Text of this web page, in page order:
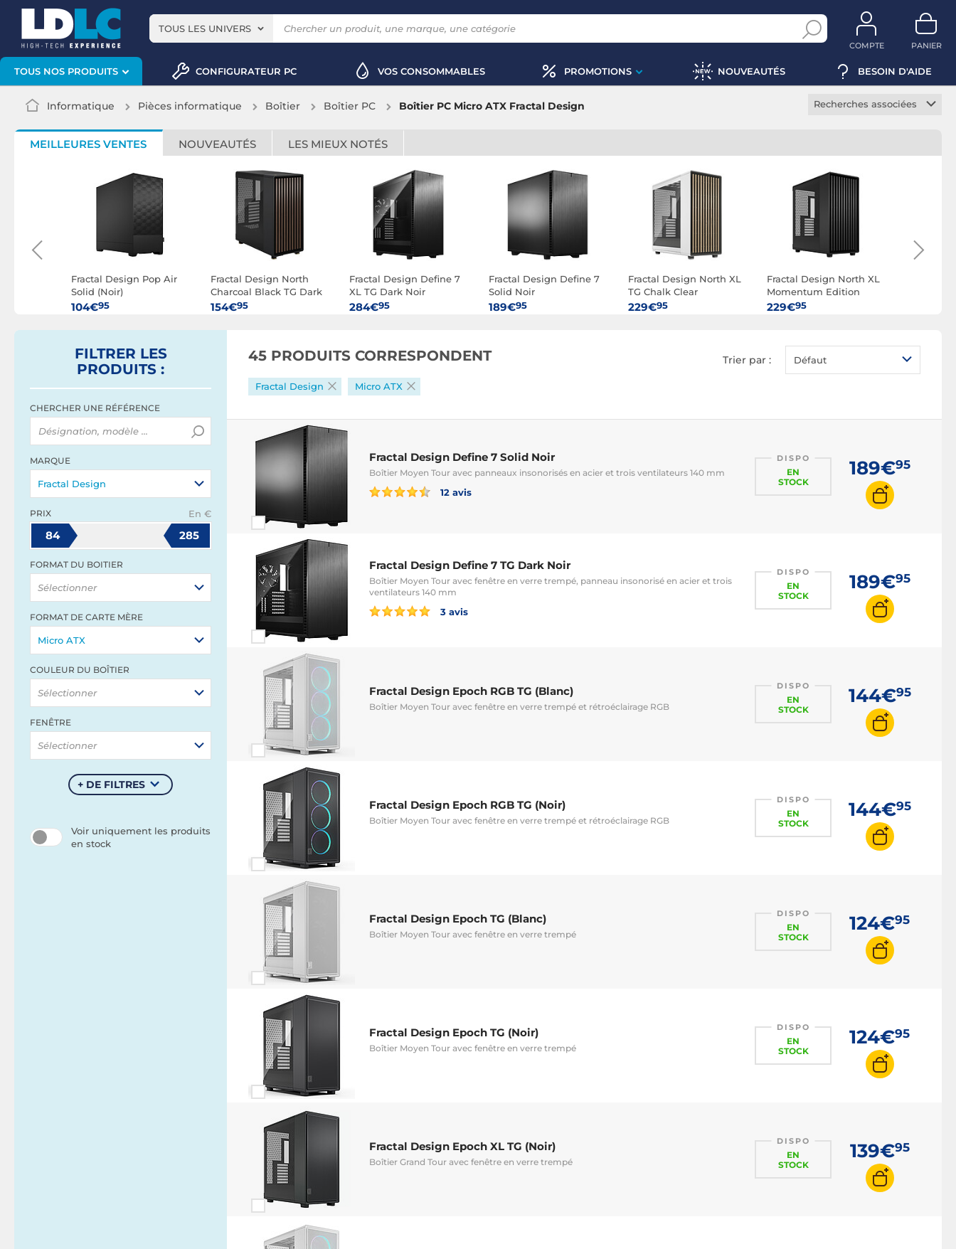
TOUS LES UNIVERS
COMPTE PANIER
TOUS NOS PRODUITS CONFIGURATEUR PC VOS CONSOMMABLES PROMOTIONS NOUVEAUTÉS BESOIN D'AIDE
Informatique Pièces informatique Boîtier Boîtier PC Boîtier PC Micro ATX Fractal Design
Recherches associées
Boitier media center
Boitier serveur
Boitier blanc
Boitier RGB
Boitier Mini ITX
Boitier watercooling
MEILLEURES VENTES NOUVEAUTÉS LES MIEUX NOTÉS
Fractal Design Pop Air
Solid (Noir)
104€95
Fractal Design North
Charcoal Black TG Dark
154€95
Fractal Design Define 7
XL TG Dark Noir
284€95
Fractal Design Define 7
Solid Noir
189€95
Fractal Design North XL
TG Chalk Clear
229€95
Fractal Design North XL
Momentum Edition
229€95
FILTRER LES
PRODUITS :
CHERCHER UNE RÉFÉRENCE
MARQUE
Fractal Design
PRIX En €
84 285
FORMAT DU BOITIER
Sélectionner
FORMAT DE CARTE MÈRE
Micro ATX
COULEUR DU BOÎTIER
Sélectionner
FENÊTRE
Sélectionner
+ DE FILTRES
Voir uniquement les produits
en stock
45 PRODUITS CORRESPONDENT Trier par : Défaut
Fractal Design Micro ATX
Fractal Design Define 7 Solid Noir
Boîtier Moyen Tour avec panneaux insonorisés en acier et trois ventilateurs 140 mm
12 avis
DISPO
EN
STOCK
189€95
Fractal Design Define 7 TG Dark Noir
Boîtier Moyen Tour avec fenêtre en verre trempé, panneau insonorisé en acier et trois
ventilateurs 140 mm
3 avis
DISPO
EN
STOCK
189€95
Fractal Design Epoch RGB TG (Blanc)
Boîtier Moyen Tour avec fenêtre en verre trempé et rétroéclairage RGB
DISPO
EN
STOCK
144€95
Fractal Design Epoch RGB TG (Noir)
Boîtier Moyen Tour avec fenêtre en verre trempé et rétroéclairage RGB
DISPO
EN
STOCK
144€95
Fractal Design Epoch TG (Blanc)
Boîtier Moyen Tour avec fenêtre en verre trempé
DISPO
EN
STOCK
124€95
Fractal Design Epoch TG (Noir)
Boîtier Moyen Tour avec fenêtre en verre trempé
DISPO
EN
STOCK
124€95
Fractal Design Epoch XL TG (Noir)
Boîtier Grand Tour avec fenêtre en verre trempé
DISPO
EN
STOCK
139€95